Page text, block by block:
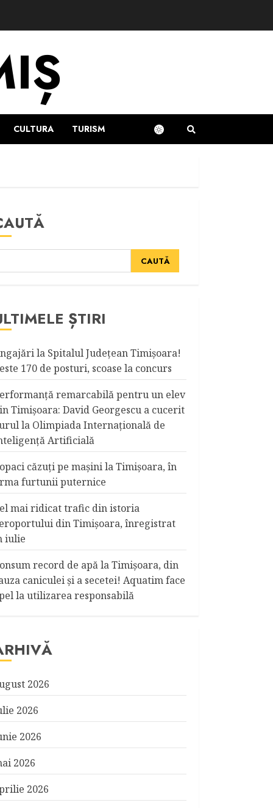
CULTURA TURISM
CAUTĂ
ȘTIRI
la Spitalul Judeţean Timişoara!
170 de posturi, scoase la concurs
remarcabilă pentru un elev
Timișoara: David Georgescu a cucerit
la Olimpiada Internațională de
Artificială
căzuţi pe maşini la Timişoara, în
furtunii puternice
mai ridicat trafic din istoria
din Timişoara, înregistrat
iulie
record de apă la Timişoara, din
caniculei şi a secetei! Aquatim face
la utilizarea responsabilă
2026
2026
2026
2026
2026